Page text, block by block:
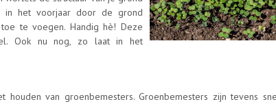
in het voorjaar door de grond
te voegen. Handig hè! Deze
Ook nu nog, zo laat in het
van groenbemesters. Groenbemesters zijn tevens